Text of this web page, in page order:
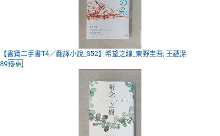
【書寶二手書T4／翻譯小說_S52】希望之線_東野圭吾, 王蘊潔
89優惠